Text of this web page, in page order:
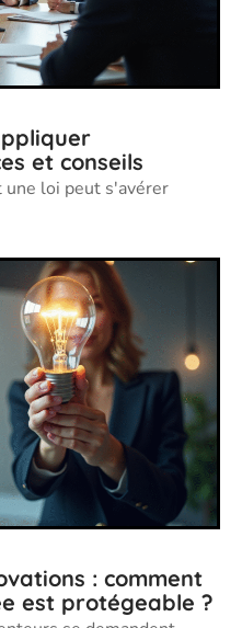
et conseils
une loi peut s'avérer
: comment
est protégeable ?